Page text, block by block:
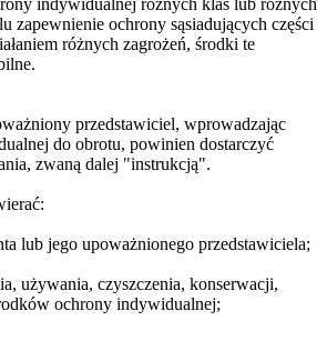
indywidualnej różnych klas lub różnych
zapewnienie ochrony sąsiadujących części
różnych zagrożeń, środki te
przedstawiciel, wprowadzając
do obrotu, powinien dostarczyć
zwaną dalej "instrukcją".
lub jego upoważnionego przedstawiciela;
używania, czyszczenia, konserwacji,
ochrony indywidualnej;